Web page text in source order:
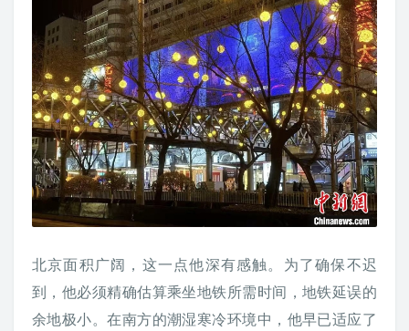
北京面积广阔，这一点他深有感触。为了确保不迟
到，他必须精确估算乘坐地铁所需时间，地铁延误的
余地极小。在南方的潮湿寒冷环境中，他早已适应了